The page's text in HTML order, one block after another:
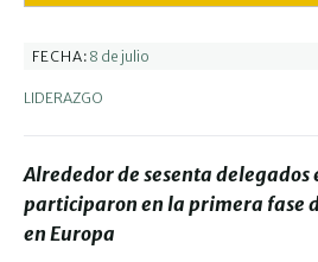
FECHA: 8 de julio
LIDERAZGO
Alrededor de sesenta delegados
participaron en la primera fase
en Europa